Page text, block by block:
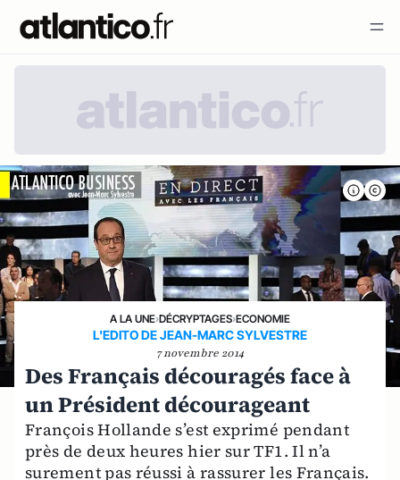
A LA UNE›DÉCRYPTAGES›ECONOMIE
L'EDITO DE JEAN-MARC SYLVESTRE
7 novembre 2014
Des Français découragés face à
un Président décourageant
François Hollande s’est exprimé pendant
près de deux heures hier sur TF1. Il n’a
surement pas réussi à rassurer les Français.